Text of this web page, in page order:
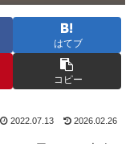
はてブ
コピー
2022.07.13 2026.02.26